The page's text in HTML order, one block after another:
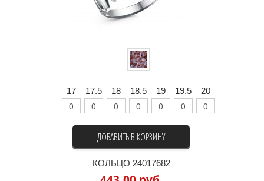
17 17.5 18 18.5 19 19.5 20
ДОБАВИТЬ В КОРЗИНУ
КОЛЬЦО 24017682